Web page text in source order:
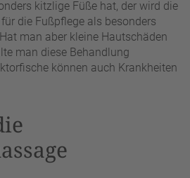
kitzlige Füße hat, der wird die
die Fußpflege als besonders
man aber kleine Hautschäden
man diese Behandlung
können auch Krankheiten